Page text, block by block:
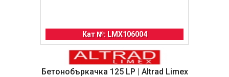
Кат №: LMX106004
Бетонобъркачка 125 LP | Altrad Limex